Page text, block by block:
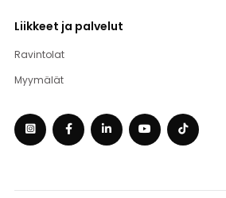
Liikkeet ja palvelut
Ravintolat
Myymälät